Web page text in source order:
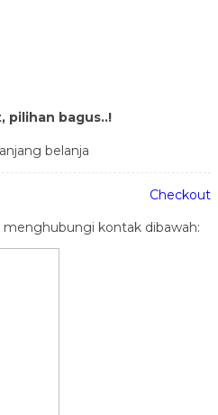
pilihan bagus..!
belanja
Checkout
kontak dibawah: